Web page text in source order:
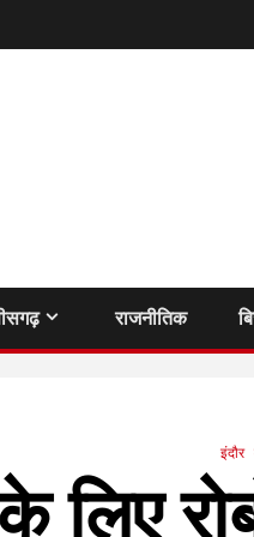
राजनीतिक
इंदौर
लिए